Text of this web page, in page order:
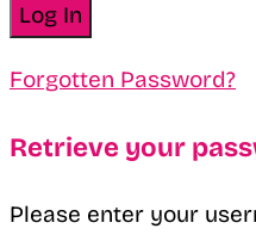
Forgotten Password?
Retrieve your
Please enter your